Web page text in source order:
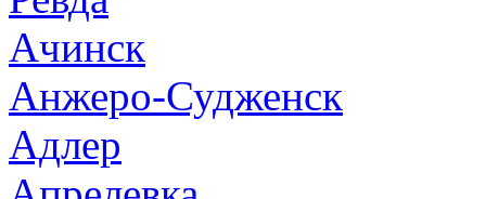
Ачинск
Анжеро-Судженск
Адлер